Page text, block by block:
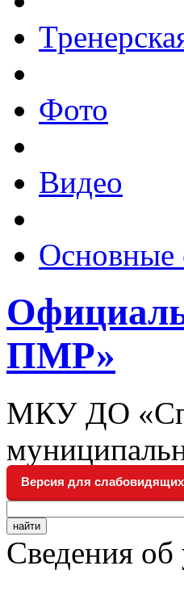
Фото
Видео
Основные
ПМР»
МКУ ДО
Версия для слабовидящих
Сведения